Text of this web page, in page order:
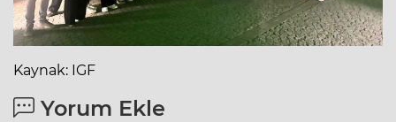
Kaynak: IGF
Yorum Ekle